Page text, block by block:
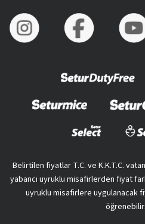
Belirtilen fiyatlar T.C. ve K.K.T.C.
yabancı uyruklu misafirlerden fiyat
uyruklu misafirlere uygulanacak